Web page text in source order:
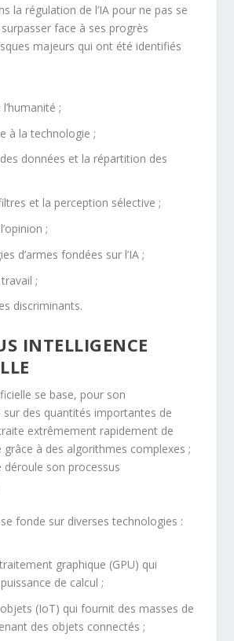
la régulation de l’IA pour ne pas se
face à ses progrès
majeurs qui ont été identifiés
;
à la technologie ;
données et la répartition des
et la perception sélective ;
;
d’armes fondées sur l’IA ;
;
discriminants.
INTELLIGENCE
se base, pour son
des quantités importantes de
extrêmement rapidement de
à des algorithmes complexes ;
déroule son processus
fonde sur diverses technologies :
graphique (GPU) qui
de calcul ;
objets (IoT) qui fournit des masses de
des objets connectés ;